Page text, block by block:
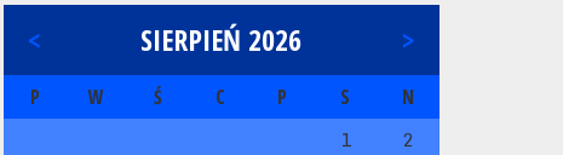
< SIERPIEŃ 2026 >
P W Ś C P S N
1
2